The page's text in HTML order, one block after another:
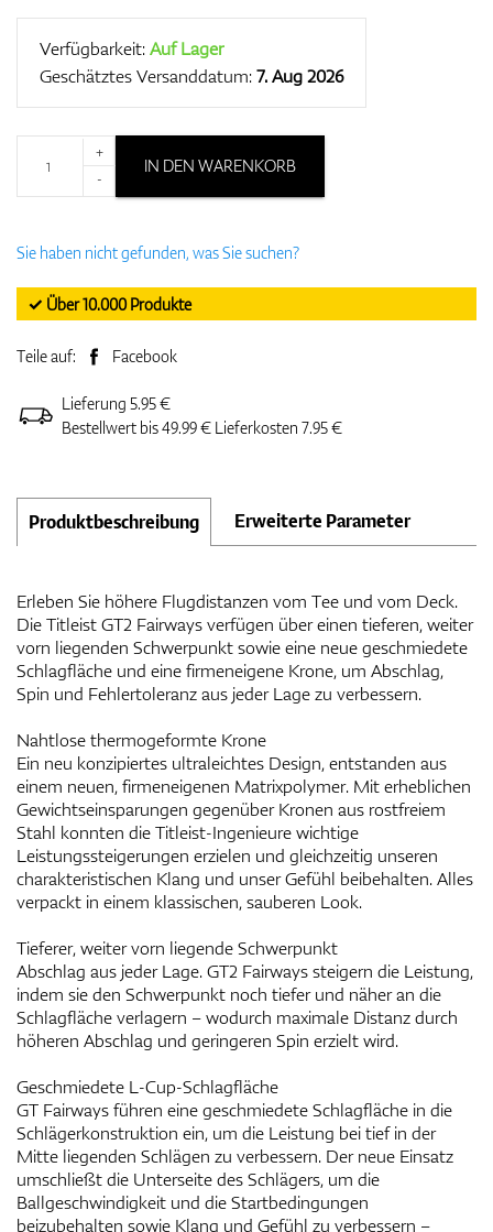
Verfügbarkeit:Auf Lager
Geschätztes Versanddatum:7. Aug 2026
+
-
IN DEN WARENKORB
Sie haben nicht gefunden, was Sie suchen?
✓ Über 10.000 Produkte
Teile auf: Facebook
Lieferung 5.95 €
Bestellwert bis 49.99 € Lieferkosten 7.95 €
Produktbeschreibung Erweiterte Parameter
Erleben Sie höhere Flugdistanzen vom Tee und vom Deck.
Die Titleist GT2 Fairways verfügen über einen tieferen, weiter
vorn liegenden Schwerpunkt sowie eine neue geschmiedete
Schlagfläche und eine firmeneigene Krone, um Abschlag,
Spin und Fehlertoleranz aus jeder Lage zu verbessern.
Nahtlose thermogeformte Krone
Ein neu konzipiertes ultraleichtes Design, entstanden aus
einem neuen, firmeneigenen Matrixpolymer. Mit erheblichen
Gewichtseinsparungen gegenüber Kronen aus rostfreiem
Stahl konnten die Titleist-Ingenieure wichtige
Leistungssteigerungen erzielen und gleichzeitig unseren
charakteristischen Klang und unser Gefühl beibehalten. Alles
verpackt in einem klassischen, sauberen Look.
Tieferer, weiter vorn liegende Schwerpunkt
Abschlag aus jeder Lage. GT2 Fairways steigern die Leistung,
indem sie den Schwerpunkt noch tiefer und näher an die
Schlagfläche verlagern – wodurch maximale Distanz durch
höheren Abschlag und geringeren Spin erzielt wird.
Geschmiedete L-Cup-Schlagfläche
GT Fairways führen eine geschmiedete Schlagfläche in die
Schlägerkonstruktion ein, um die Leistung bei tief in der
Mitte liegenden Schlägen zu verbessern. Der neue Einsatz
umschließt die Unterseite des Schlägers, um die
Ballgeschwindigkeit und die Startbedingungen
beizubehalten sowie Klang und Gefühl zu verbessern –